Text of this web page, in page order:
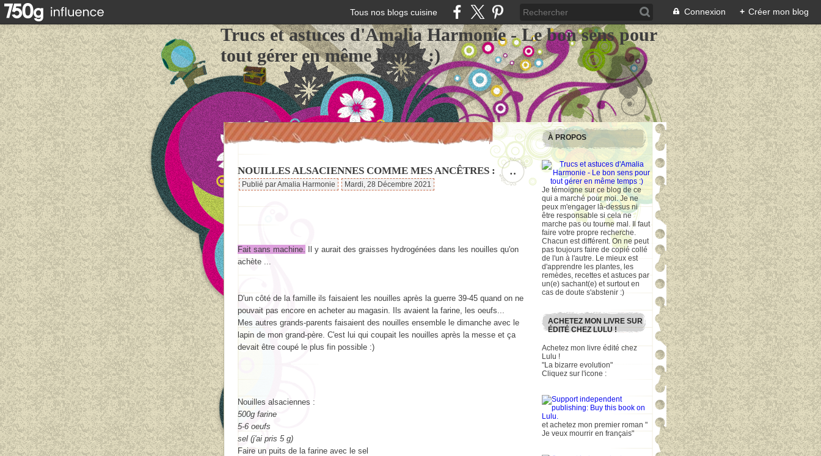
Tous nos blogs cuisine Connexion + Créer mon blog
Trucs et astuces d'Amalia Harmonie - Le bon sens pour
tout gérer en même temps :)
…
NOUILLES ALSACIENNES COMME MES ANCÊTRES :
Publié par Amalia Harmonie Mardi, 28 Décembre 2021
Fait sans machine. Il y aurait des graisses hydrogénées dans les nouilles qu'on
achète ...
D'un côté de la famille ils faisaient les nouilles après la guerre 39-45 quand on ne
pouvait pas encore en acheter au magasin. Ils avaient la farine, les oeufs...
Mes autres grands-parents faisaient des nouilles ensemble le dimanche avec le
lapin de mon grand-père. C'est lui qui coupait les nouilles après la messe et ça
devait être coupé le plus fin possible :)
Nouilles alsaciennes :
500g farine
5-6 oeufs
sel (j'ai pris 5 g)
Faire un puits de la farine avec le sel
À PROPOS
Je témoigne sur ce blog de ce
qui a marché pour moi. Je ne
peux m'engager là-dessus ni
être responsable si cela ne
marche pas ou tourne mal. Il faut
faire votre propre recherche.
Chacun est différent. On ne peut
pas toujours faire de copié collé
de l'un à l'autre. Le mieux est
d'apprendre les plantes, les
remèdes, recettes et astuces par
un(e) sachant(e) et surtout en
cas de doute s'abstenir :)
ACHETEZ MON LIVRE SUR
ÉDITÉ CHEZ LULU !
Achetez mon livre édité chez
Lulu !
"La bizarre evolution"
Cliquez sur l'icone :
et achetez mon premier roman "
Je veux mourrir en français"